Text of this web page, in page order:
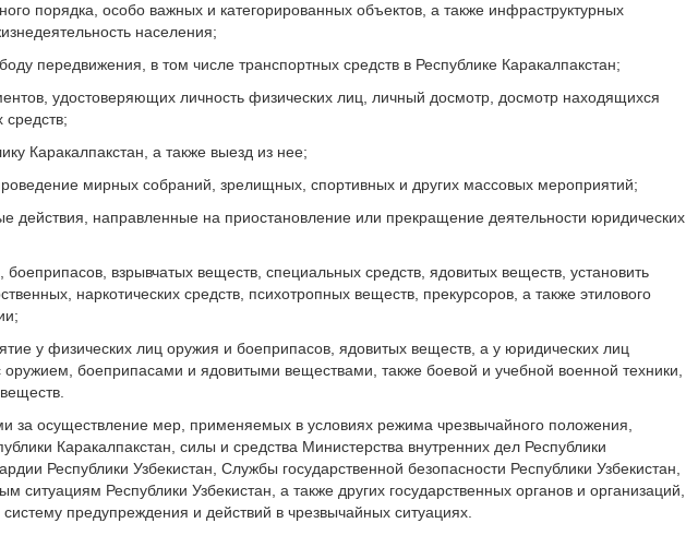
порядка, особо важных и категорированных объектов, а также инфраструктурных
населения;
передвижения, в том числе транспортных средств в Республике Каракалпакстан;
удостоверяющих личность физических лиц, личный досмотр, досмотр находящихся
Каракалпакстан, а также выезд из нее;
мирных собраний, зрелищных, спортивных и других массовых мероприятий;
действия, направленные на приостановление или прекращение деятельности юридических
взрывчатых веществ, специальных средств, ядовитых веществ, установить
наркотических средств, психотропных веществ, прекурсоров, а также этилового
у физических лиц оружия и боеприпасов, ядовитых веществ, а у юридических лиц
боеприпасами и ядовитыми веществами, также боевой и учебной военной техники,
за осуществление мер, применяемых в условиях режима чрезвычайного положения,
Каракалпакстан, силы и средства Министерства внутренних дел Республики
Республики Узбекистан, Службы государственной безопасности Республики Узбекистан,
ситуациям Республики Узбекистан, а также других государственных органов и организаций,
предупреждения и действий в чрезвычайных ситуациях.